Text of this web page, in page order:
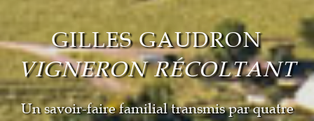
GILLES GAUDRON
VIGNERON RÉCOLTANT
Un savoir-faire familial transmis par quatre